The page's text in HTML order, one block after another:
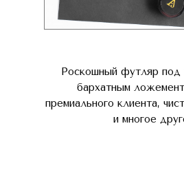
Роскошный футляр под
бархатным
премиального клиента,
и многое